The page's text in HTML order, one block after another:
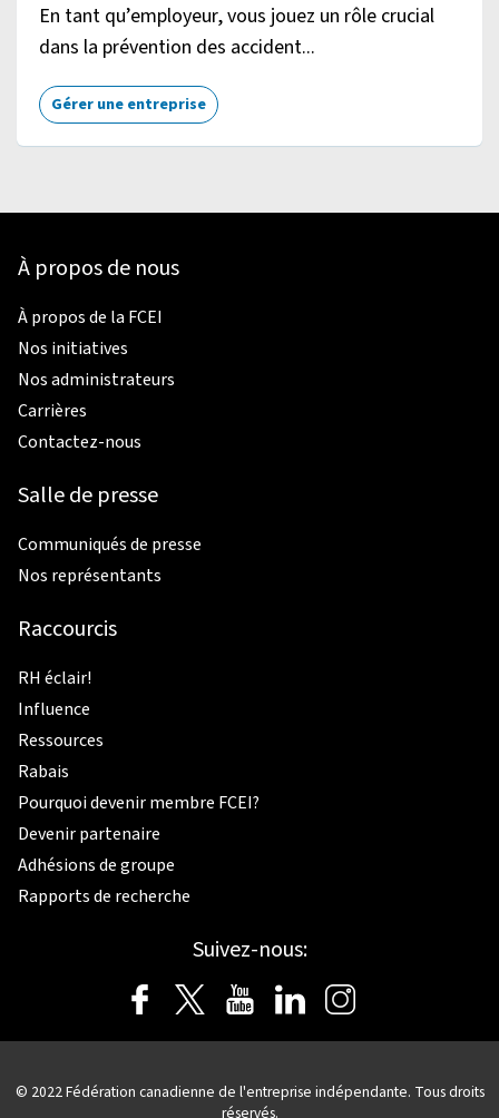
En tant qu’employeur, vous jouez un rôle crucial
dans la prévention des accident...
Gérer une entreprise
À propos de nous
À propos de la FCEI
Nos initiatives
Nos administrateurs
Carrières
Contactez-nous
Salle de presse
Communiqués de presse
Nos représentants
Raccourcis
RH éclair!
Influence
Ressources
Rabais
Pourquoi devenir membre FCEI?
Devenir partenaire
Adhésions de groupe
Rapports de recherche
Suivez-nous:
© 2022 Fédération canadienne de l'entreprise indépendante. Tous droits
réservés.